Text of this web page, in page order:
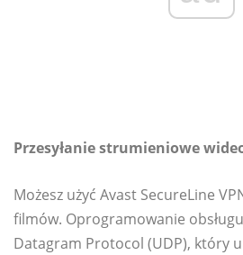
Przesyłanie strumieniowe
Możesz użyć Avast SecureLine
filmów. Oprogramowanie
Datagram Protocol (UDP), który